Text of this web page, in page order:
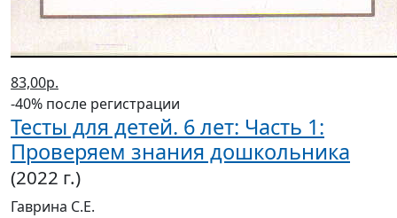
83,00р.
-40% после регистрации
Тесты для детей. 6 лет: Часть 1:
Проверяем знания дошкольника
(2022 г.)
Гаврина С.Е.